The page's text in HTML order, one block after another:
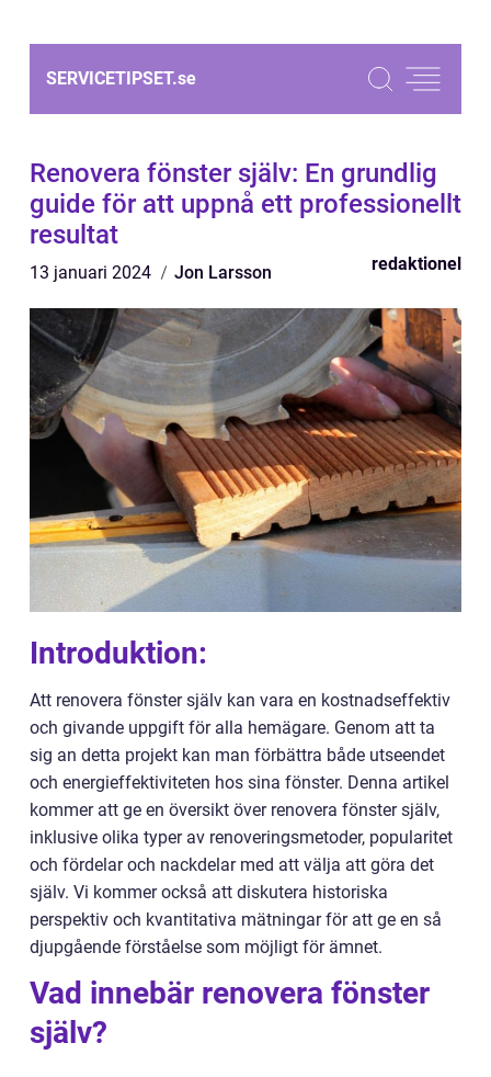
SERVICETIPSET.se
Renovera fönster själv: En grundlig
guide för att uppnå ett professionellt
resultat
13 januari 2024 Jon Larsson redaktionel
Introduktion:
Att renovera fönster själv kan vara en kostnadseffektiv
och givande uppgift för alla hemägare. Genom att ta
sig an detta projekt kan man förbättra både utseendet
och energieffektiviteten hos sina fönster. Denna artikel
kommer att ge en översikt över renovera fönster själv,
inklusive olika typer av renoveringsmetoder, popularitet
och fördelar och nackdelar med att välja att göra det
själv. Vi kommer också att diskutera historiska
perspektiv och kvantitativa mätningar för att ge en så
djupgående förståelse som möjligt för ämnet.
Vad innebär renovera fönster
själv?